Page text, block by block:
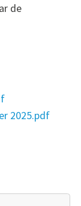
de
2025.pdf